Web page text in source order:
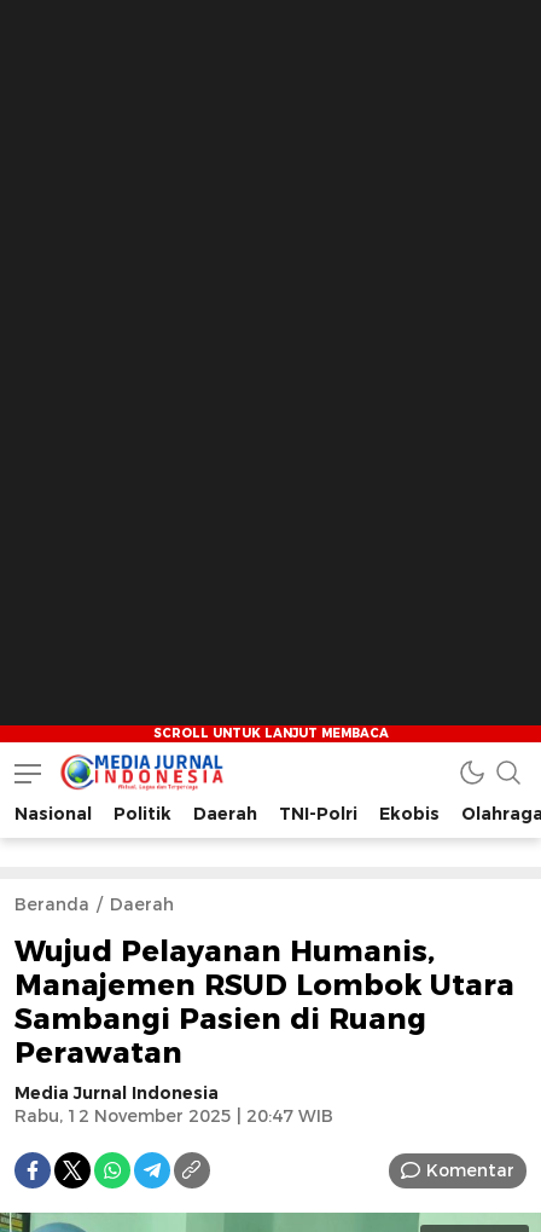
Media Jurnal Indonesia
Bersama Membangun Indonesia
Nasional Politik Daerah TNI-Polri Ekobis
Beranda Daerah
Wujud Pelayanan Humanis,
Manajemen RSUD Lombok Utara
Sambangi Pasien di Ruang
Perawatan
Media Jurnal Indonesia
Rabu, 12 November 2025 | 20:47 WIB
Komentar